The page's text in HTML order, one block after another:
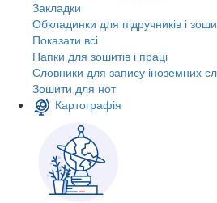
Закладки
Обкладинки для підручників і
Показати всі
Папки для зошитів і праці
Словники для запису іноземних
Зошити для нот
Картографія